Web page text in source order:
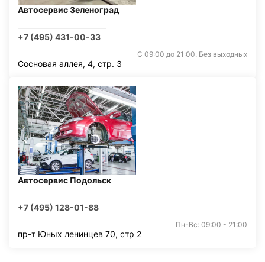
Автосервис Зеленоград
+7 (495) 431-00-33
С 09:00 до 21:00. Без выходных
Сосновая аллея, 4, стр. 3
Автосервис Подольск
+7 (495) 128-01-88
Пн-Вс: 09:00 - 21:00
пр-т Юных ленинцев 70, стр 2